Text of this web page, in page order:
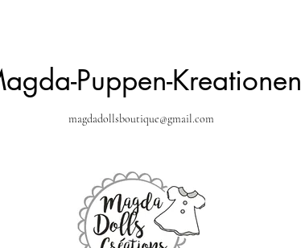
Puppen-Kreationen
magdadollsboutique@gmail.com